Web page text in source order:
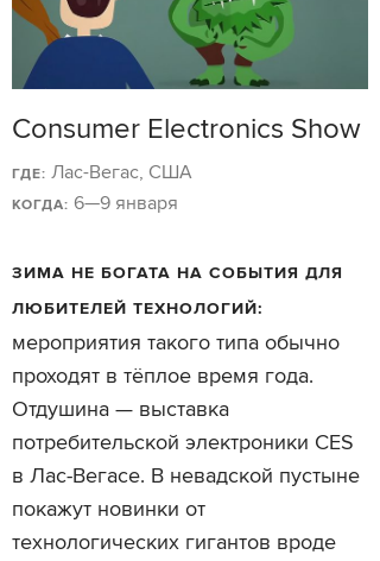
Consumer Electronics Show
ГДЕ: Лас-Вегас, США
КОГДА: 6—9 января
ЗИМА НЕ БОГАТА НА СОБЫТИЯ ДЛЯ
ЛЮБИТЕЛЕЙ ТЕХНОЛОГИЙ:
мероприятия такого типа обычно
проходят в тёплое время года.
Отдушина — выставка
потребительской электроники CES
в Лас-Вегасе. В невадской пустыне
покажут новинки от
технологических гигантов вроде